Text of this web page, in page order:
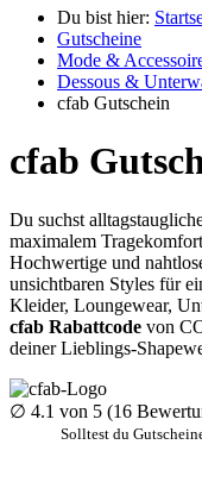
Du bist hier:
Gutscheine
Mode &
Dessous &
cfab Gutschein
cfab
Du suchst
maximalem
Hochwertige und
unsichtbaren Styles für
Kleider, Loungewear,
cfab Rabattcode von
deiner Lieblings-
∅ 4.1 von 5 (16
Solltest du